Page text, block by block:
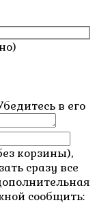
в его
корзины),
сразу все
сообщить: